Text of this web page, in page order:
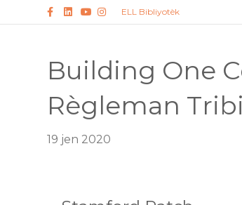
Facebook
LinkedIn
YoutubeInstagramELL Bibliyotèk
Building One
Règleman
19 jen 2020